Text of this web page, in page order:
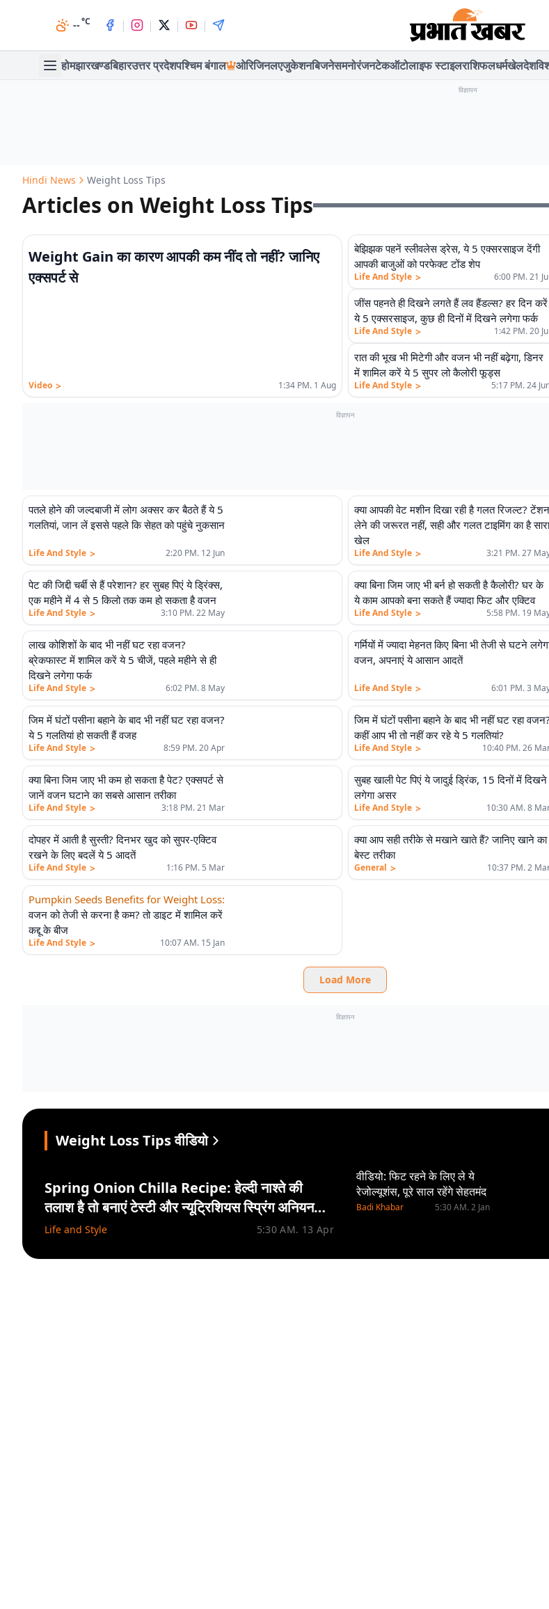
--°C | | | |
होमझारखण्डबिहारउत्तर प्रदेशपश्चिम बंगाल ओरिजिनलएजुकेशनबिजनेसमनोरंजनटेकऑटोलाइफ स्टाइलराशिफलधर्मखेलदेश
विज्ञापन
Hindi News Weight Loss Tips
Articles on Weight Loss Tips
Weight Gain का कारण आपकी कम नींद तो नहीं? जानिए
एक्सपर्ट से
Video > 1:34 PM. 1 Aug
बेझिझक पहनें स्लीवलेस ड्रेस, ये 5 एक्सरसाइज देंगी
आपकी बाजुओं को परफेक्ट टोंड शेप
Life And Style > 6:00 PM. 21 Jul
जींस पहनते ही दिखने लगते हैं लव हैंडल्स? हर दिन करें
ये 5 एक्सरसाइज, कुछ ही दिनों में दिखने लगेगा फर्क
Life And Style > 1:42 PM. 20 Jul
रात की भूख भी मिटेगी और वजन भी नहीं बढ़ेगा, डिनर
में शामिल करें ये 5 सुपर लो कैलोरी फूड्स
Life And Style > 5:17 PM. 24
विज्ञापन
पतले होने की जल्दबाजी में लोग अक्सर कर बैठते हैं ये 5
गलतियां, जान लें इससे पहले कि सेहत को पहुंचे नुकसान
Life And Style > 2:20 PM. 12 Jun
क्या आपकी वेट मशीन दिखा रही है गलत रिजल्ट? टेंशन
लेने की जरूरत नहीं, सही और गलत टाइमिंग का है सारा
खेल
Life And Style > 3:21 PM. 27
पेट की जिद्दी चर्बी से हैं परेशान? हर सुबह पिएं ये ड्रिंक्स,
एक महीने में 4 से 5 किलो तक कम हो सकता है वजन
Life And Style > 3:10 PM. 22 May
क्या बिना जिम जाए भी बर्न हो सकती है कैलोरी? घर के
ये काम आपको बना सकते हैं ज्यादा फिट और एक्टिव
Life And Style > 5:58 PM. 19
लाख कोशिशों के बाद भी नहीं घट रहा वजन?
ब्रेकफास्ट में शामिल करें ये 5 चीजें, पहले महीने से ही
दिखने लगेगा फर्क
Life And Style > 6:02 PM. 8 May
गर्मियों में ज्यादा मेहनत किए बिना भी तेजी से घटने
वजन, अपनाएं ये आसान आदतें
Life And Style > 6:01 PM. 3
जिम में घंटों पसीना बहाने के बाद भी नहीं घट रहा वजन?
ये 5 गलतियां हो सकती हैं वजह
Life And Style > 8:59 PM. 20 Apr
जिम में घंटों पसीना बहाने के बाद भी नहीं घट रहा वजन?
कहीं आप भी तो नहीं कर रहे ये 5 गलतियां?
Life And Style > 10:40 PM. 26
क्या बिना जिम जाए भी कम हो सकता है पेट? एक्सपर्ट से
जानें वजन घटाने का सबसे आसान तरीका
Life And Style > 3:18 PM. 21 Mar
सुबह खाली पेट पिएं ये जादुई ड्रिंक, 15 दिनों में दिखने
लगेगा असर
Life And Style > 10:30 AM. 8
दोपहर में आती है सुस्ती? दिनभर खुद को सुपर-एक्टिव
रखने के लिए बदलें ये 5 आदतें
Life And Style > 1:16 PM. 5 Mar
क्या आप सही तरीके से मखाने खाते हैं? जानिए खाने का
बेस्ट तरीका
General > 10:37 PM. 2
Pumpkin Seeds Benefits for Weight Loss:
वजन को तेजी से करना है कम? तो डाइट में शामिल करें
कद्दू के बीज
Life And Style > 10:07 AM. 15 Jan
Load More
विज्ञापन
Weight Loss Tips वीडियो
Spring Onion Chilla Recipe: हेल्दी नाश्ते की
तलाश है तो बनाएं टेस्टी और न्यूट्रिशियस स्प्रिंग अनियन
चीला
Life and Style 5:30 AM. 13 Apr
वीडियो: फिट रहने के लिए ले ये
रेजोल्यूशंस, पूरे साल रहेंगे सेहतमंद
Badi Khabar 5:30 AM. 2 Jan